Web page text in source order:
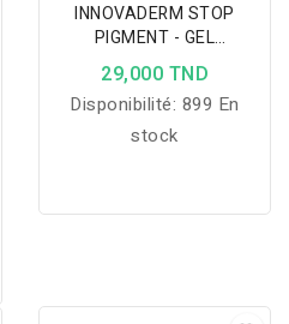
INNOVADERM STOP
PIGMENT - GEL
NETTOYANT 150ML
29,000 TND
Disponibilité: 899 En
stock